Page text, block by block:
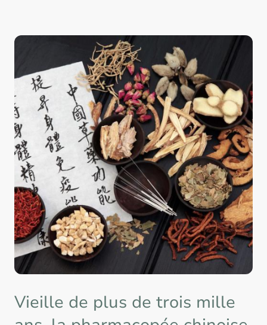
Vieille de plus de trois mille